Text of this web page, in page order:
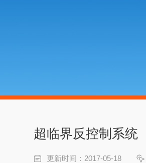
超临界反控制系统
更新时间：2017-05-18